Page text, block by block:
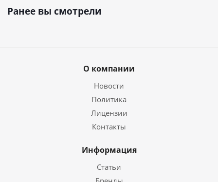
Ранее вы смотрели
О компании
Новости
Политика
Лицензии
Контакты
Информация
Статьи